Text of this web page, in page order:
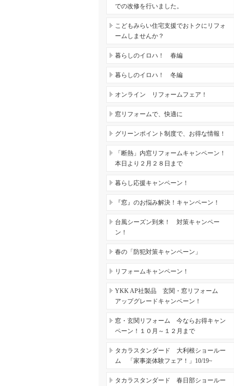
での改修を行いました。
こどもみらい住宅支援でおトクにリフォ
ームしませんか？
暮らしのイロハ！ 春編
暮らしのイロハ！ 冬編
オンライン リフォームフェア！
窓リフォームで、快適に
グリーンポイント制度で、お得な情報！
「断熱」内窓リフォームキャンペーン！
本日より２月２８日まで
暮らし応援キャンペーン！
『窓』のお悩み解決！キャンペーン！
台風シーズン到来！ 対策キャンペー
ン！
春の「防犯対策キャンペーン」
リフォームキャンペーン！
YKK AP社製品 玄関・窓リフォーム
アップグレードキャンペーン！
窓・玄関リフォーム 今ならお得キャン
ペーン！１０月～１２月まで
タカラスタンダード 大利根ショールー
ム 「家事楽体験フェア！」10/19~
タカラスタンダード 春日部ショールー